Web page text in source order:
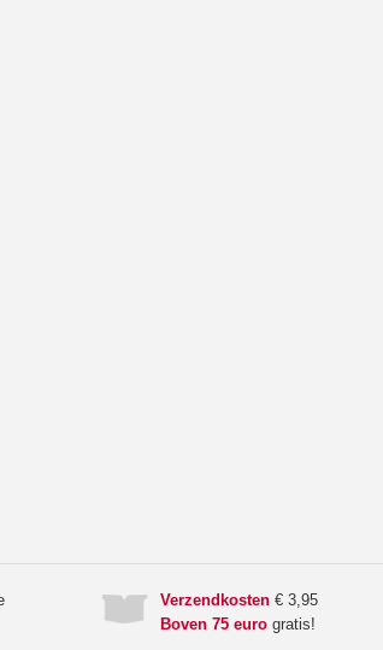
Verzendkosten€ 3,95
Boven 75 eurogratis!